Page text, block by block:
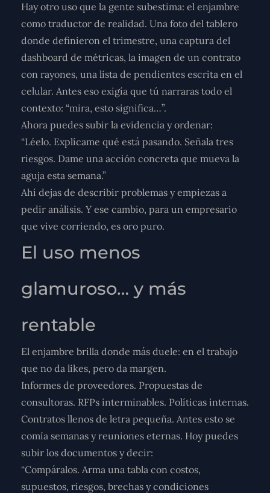
Hay otro uso que la gente subestima: el enjambre
como traductor de realidad. Una foto del tablero
donde definieron el trimestre, una captura del
dashboard de métricas, la imagen de un contrato
con rayones, una lista de pendientes escrita en el
celular. Antes eso exigía que tú narraras todo el
contexto: “mira, esto significa…”.
Ahora puedes subir la evidencia y ordenar:
“Léelo. Explícame qué está pasando. Señala tres
riesgos. Dame una acción concreta que mueva la
aguja esta semana.”
Ahí dejas de describir problemas y empiezas a
pedir análisis. Y ese cambio, para un empresario
que vive corriendo, es oro puro.
El uso menos
glamuroso… y más
rentable
El enjambre brilla donde más duele: en el trabajo
que no da likes, pero da margen.
Informes de proveedores. Propuestas de
consultoras. RFPs interminables. Políticas internas.
Contratos llenos de letra pequeña. Antes esto se
comía semanas y reuniones eternas. Hoy puedes
subir los documentos y decir:
“Compáralos. Arma una tabla con costos,
supuestos, riesgos, brechas y condiciones